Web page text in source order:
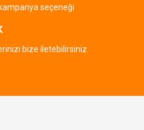
seçeneği
bize iletebilirsiniz.